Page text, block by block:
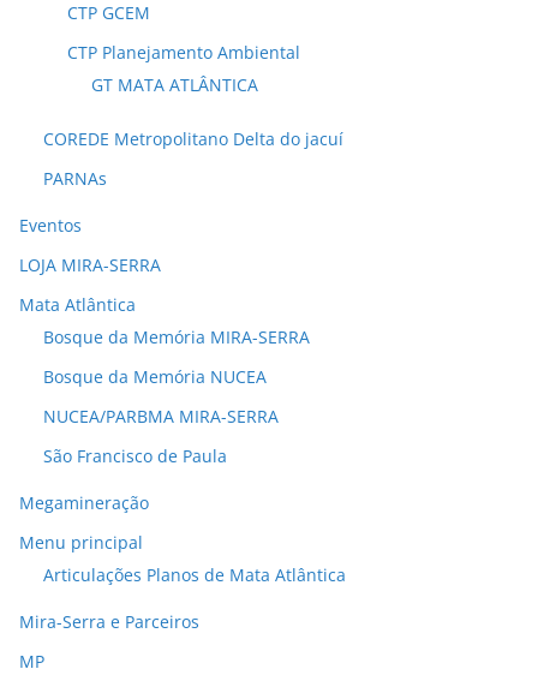
CTP GCEM
CTP Planejamento Ambiental
GT MATA ATLÂNTICA
COREDE Metropolitano Delta do jacuí
PARNAs
Eventos
LOJA MIRA-SERRA
Mata Atlântica
Bosque da Memória MIRA-SERRA
Bosque da Memória NUCEA
NUCEA/PARBMA MIRA-SERRA
São Francisco de Paula
Megamineração
Menu principal
Articulações Planos de Mata Atlântica
Mira-Serra e Parceiros
MP